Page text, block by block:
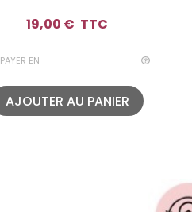
19,00 € TTC
EN
AJOUTER AU PANIER